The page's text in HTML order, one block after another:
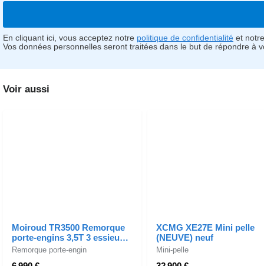
En cliquant ici, vous acceptez notre politique de confidentialité et
Vos données personnelles seront traitées dans le but de répondre à
Voir aussi
Moiroud TR3500 Remorque
porte-engins 3,5T 3 essieux
neuve MOIROUD neuf
Remorque porte-engin
XCMG XE27E Mini pelle
(NEUVE) neuf
Mini-pelle